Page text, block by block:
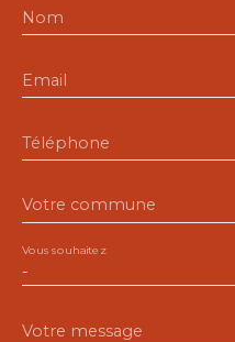
Nom
Email
Téléphone
Votre commune
-
Vous souhaitez
Votre message